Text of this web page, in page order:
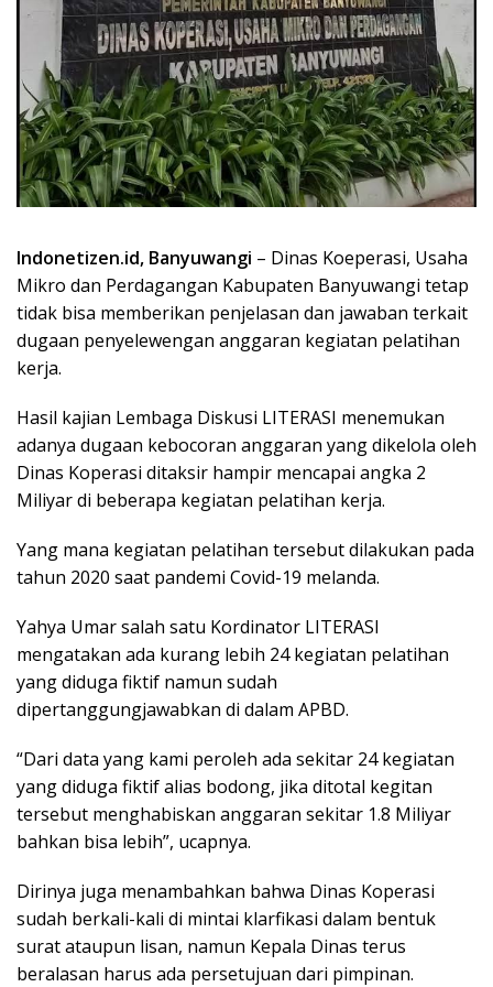
Indonetizen.id, Banyuwangi – Dinas Koeperasi, Usaha
Mikro dan Perdagangan Kabupaten Banyuwangi tetap
tidak bisa memberikan penjelasan dan jawaban terkait
dugaan penyelewengan anggaran kegiatan pelatihan
kerja.
Hasil kajian Lembaga Diskusi LITERASI menemukan
adanya dugaan kebocoran anggaran yang dikelola oleh
Dinas Koperasi ditaksir hampir mencapai angka 2
Miliyar di beberapa kegiatan pelatihan kerja.
Yang mana kegiatan pelatihan tersebut dilakukan pada
tahun 2020 saat pandemi Covid-19 melanda.
Yahya Umar salah satu Kordinator LITERASI
mengatakan ada kurang lebih 24 kegiatan pelatihan
yang diduga fiktif namun sudah
dipertanggungjawabkan di dalam APBD.
“Dari data yang kami peroleh ada sekitar 24 kegiatan
yang diduga fiktif alias bodong, jika ditotal kegitan
tersebut menghabiskan anggaran sekitar 1.8 Miliyar
bahkan bisa lebih”, ucapnya.
Dirinya juga menambahkan bahwa Dinas Koperasi
sudah berkali-kali di mintai klarfikasi dalam bentuk
surat ataupun lisan, namun Kepala Dinas terus
beralasan harus ada persetujuan dari pimpinan.